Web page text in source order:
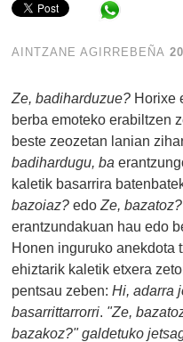
AINTZANE AGIRREBEÑA
Ze, badiharduzue? Horixe
berba emoteko erabiltzen
beste zeozetan lanian
badihardugu, ba
kaletik basarrira
bazoiaz? edoZe, bazatoz?
erantzundakuan hau edo
Honen inguruko anekdota
ehiztarik kaletik etxera
pentsau zeben:Hi, adarra
basarrittarrorri. "Ze,
bazakoz?" galdetuko